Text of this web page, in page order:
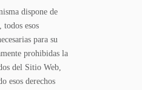
dispone de
esos
para su
prohibidas la
del Sitio Web,
esos derechos